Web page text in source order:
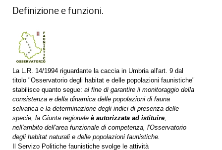
Definizione e funzioni.
La L.R. 14/1994 riguardante la caccia in Umbria all'art. 9 dal
titolo "Osservatorio degli habitat e delle popolazioni faunistiche"
stabilisce quanto segue: al fine di garantire il monitoraggio della
consistenza e della dinamica delle popolazioni di fauna
selvatica e la determinazione degli indici di presenza delle
specie, la Giunta regionale è autorizzata ad istituire
nell'ambito dell'area funzionale di competenza, l'Osservatorio
degli habitat naturali e delle popolazioni faunistiche.
Il Servizo Politiche faunistiche svolge le attività